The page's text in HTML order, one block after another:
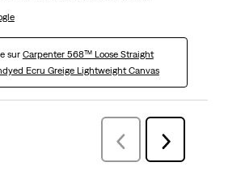
sur Carpenter 568™ Loose Straight
Ecru Greige Lightweight Canvas
PrécédentavisSuivant
avis